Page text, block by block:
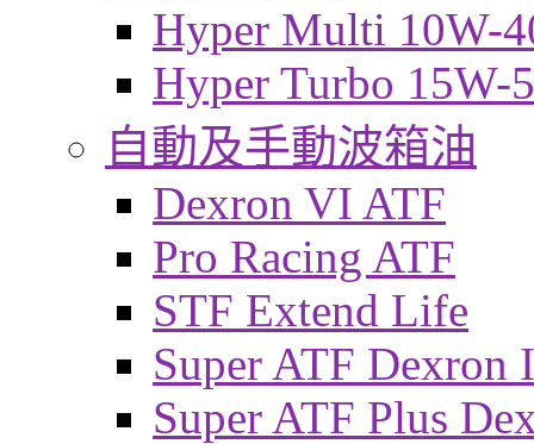
Hyper Multi 10W-
Hyper Turbo 15W-
自動及手動波箱油
Dexron VI ATF
Pro Racing ATF
STF Extend Life
Super ATF Dexron
Super ATF Plus